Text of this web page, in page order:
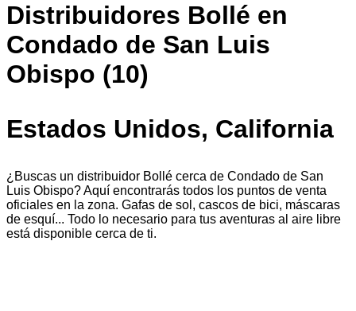
Distribuidores Bollé en
Condado de San Luis
Obispo (10)
Estados Unidos, California
¿Buscas un distribuidor Bollé cerca de Condado de San
Luis Obispo? Aquí encontrarás todos los puntos de venta
oficiales en la zona. Gafas de sol, cascos de bici, máscaras
de esquí... Todo lo necesario para tus aventuras al aire libre
está disponible cerca de ti.